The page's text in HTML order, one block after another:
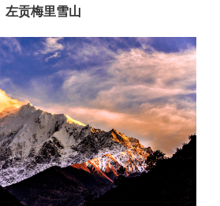
左贡梅里雪山